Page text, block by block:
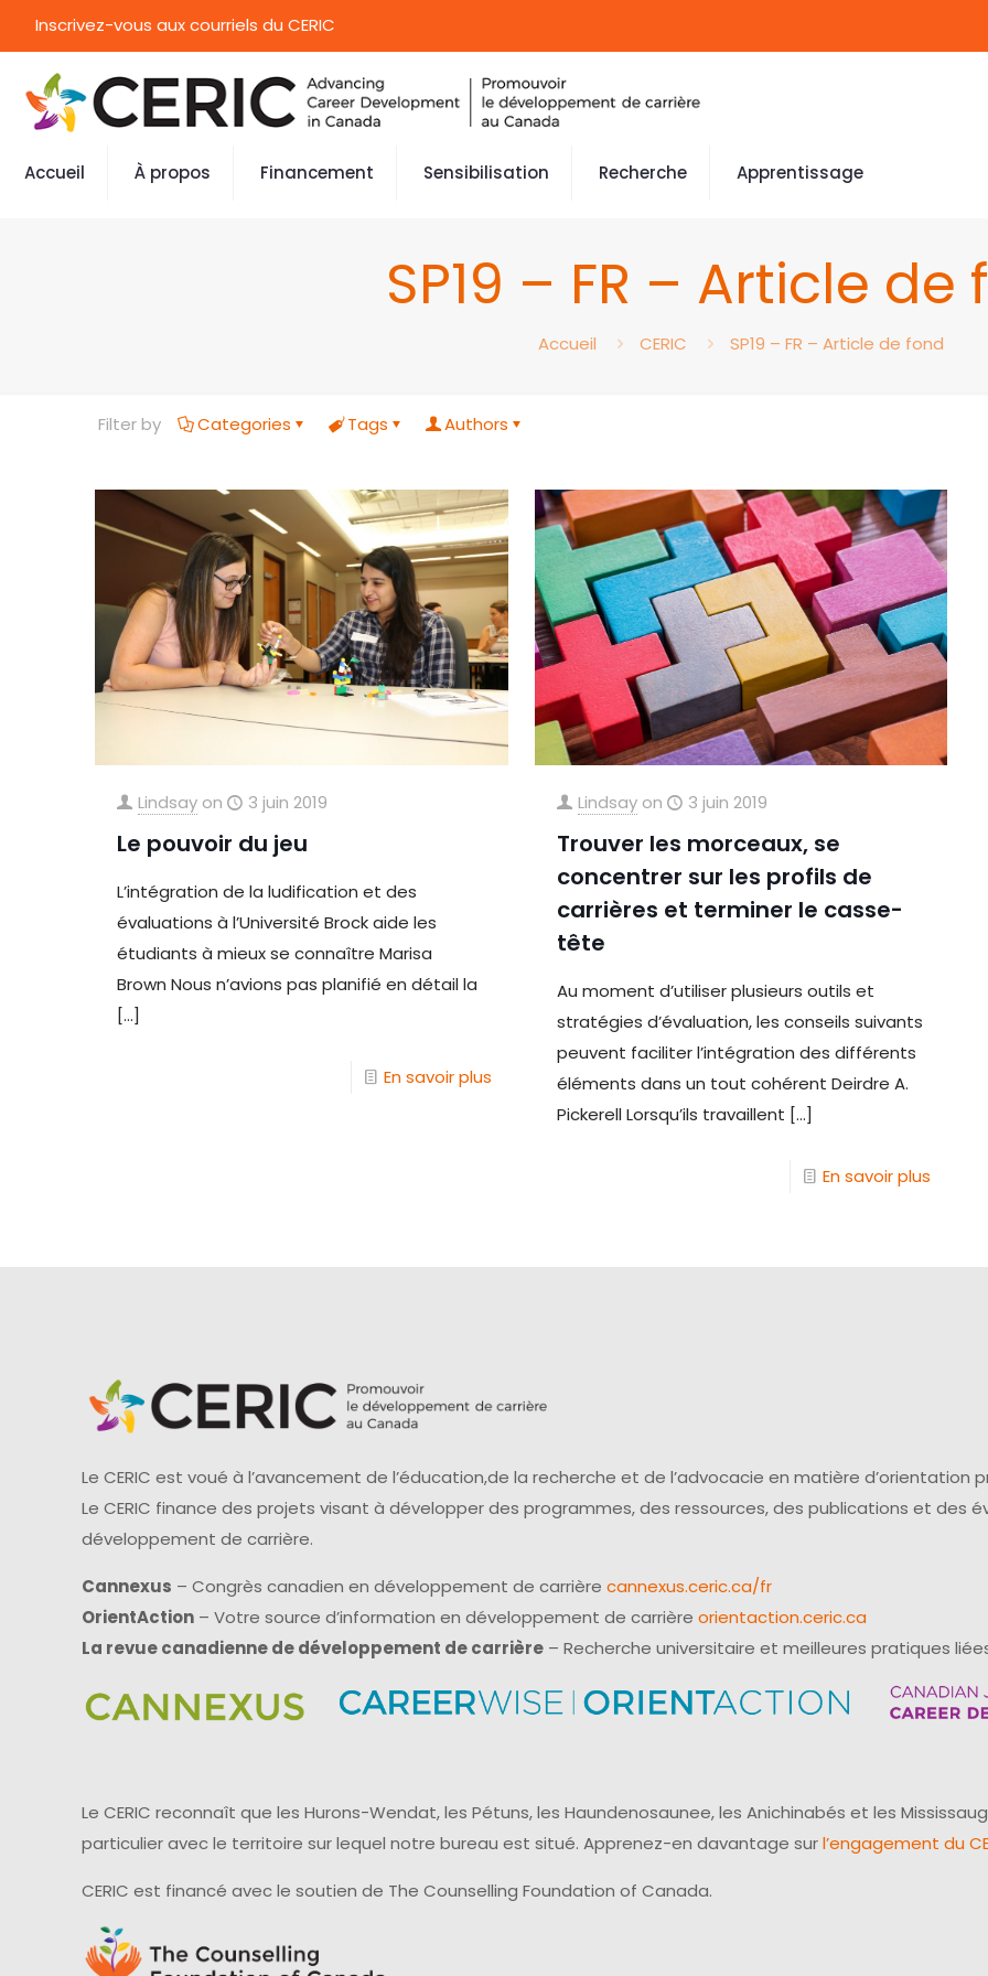
Inscrivez-vous aux courriels du CERIC
Accueil À propos Financement Sensibilisation Recherche Apprentissage
SP19 – FR – Article de
Accueil CERIC SP19 – FR – Article de fond
Filter by Categories Tags Authors
Lindsay on 3 juin 2019
Le pouvoir du jeu
L’intégration de la ludification et des
évaluations à l’Université Brock aide les
étudiants à mieux se connaître Marisa
Brown Nous n’avions pas planifié en détail la
[…]
En savoir plus
Lindsay on 3 juin 2019
Trouver les morceaux, se
concentrer sur les profils de
carrières et terminer le casse-
tête
Au moment d’utiliser plusieurs outils et
stratégies d’évaluation, les conseils suivants
peuvent faciliter l’intégration des différents
éléments dans un tout cohérent Deirdre A.
Pickerell Lorsqu’ils travaillent […]
En savoir plus
Le CERIC est voué à l’avancement de l’éducation,de la recherche et de l’advocacie en matière
Le CERIC finance des projets visant à développer des programmes, des ressources, des publications et des
développement de carrière.
Cannexus – Congrès canadien en développement de carrière cannexus.ceric.ca/fr
OrientAction – Votre source d’information en développement de carrière orientaction.ceric.ca
La revue canadienne de développement de carrière – Recherche universitaire et meilleures pratiques
Le CERIC reconnaît que les Hurons-Wendat, les Pétuns, les Haundenosaunee, les Anichinabés et les
particulier avec le territoire sur lequel notre bureau est situé. Apprenez-en davantage surl’engagement du
CERIC est financé avec le soutien de The Counselling Foundation of Canada.